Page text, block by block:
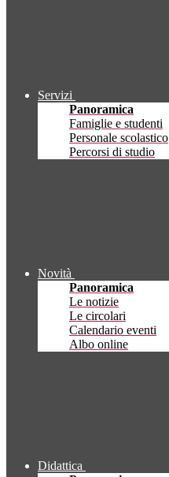
Servizi
Panoramica
Famiglie e studenti
Personale scolastico
Percorsi di studio
Novità
Panoramica
Le notizie
Le circolari
Calendario eventi
Albo online
Didattica